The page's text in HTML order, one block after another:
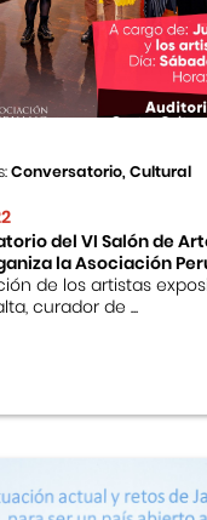
Peruano
la Inmigración
Japonés
Conversatorio, Cultural
del VI Salón de
la Asociación
de los artistas
curador de ...